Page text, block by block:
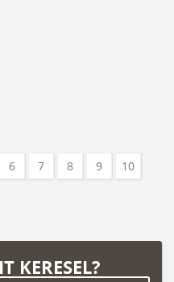
6 7 8 9
10
KERESEL?